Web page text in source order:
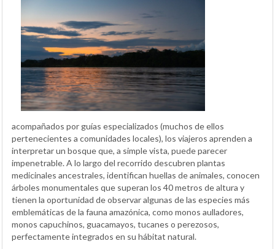
acompañados por guías especializados (muchos de ellos
pertenecientes a comunidades locales), los viajeros aprenden a
interpretar un bosque que, a simple vista, puede parecer
impenetrable. A lo largo del recorrido descubren plantas
medicinales ancestrales, identifican huellas de animales, conocen
árboles monumentales que superan los 40 metros de altura y
tienen la oportunidad de observar algunas de las especies más
emblemáticas de la fauna amazónica, como monos aulladores,
monos capuchinos, guacamayos, tucanes o perezosos,
perfectamente integrados en su hábitat natural.